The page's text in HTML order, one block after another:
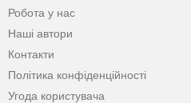
Робота у нас
Наші автори
Контакти
Політика конфіденційності
Угода користувача